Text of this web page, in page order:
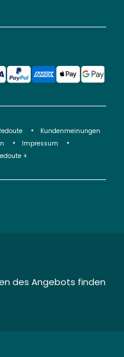
Kundenmeinungen
Impressum
+
des Angebots finden